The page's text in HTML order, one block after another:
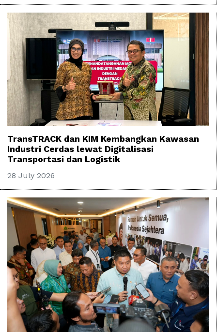
TransTRACK dan KIM Kembangkan Kawasan
Industri Cerdas lewat Digitalisasi
Transportasi dan Logistik
28 July 2026